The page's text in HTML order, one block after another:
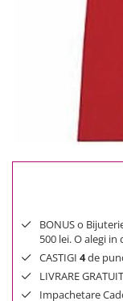
100 Lei - 200 Lei
200 Lei - 300 Lei
300 Lei - 500 Lei
500 Lei - 1000 Lei
BONUS o
500 lei. O alegi in
CASTIGI 4de
LIVRARE
Impachetare